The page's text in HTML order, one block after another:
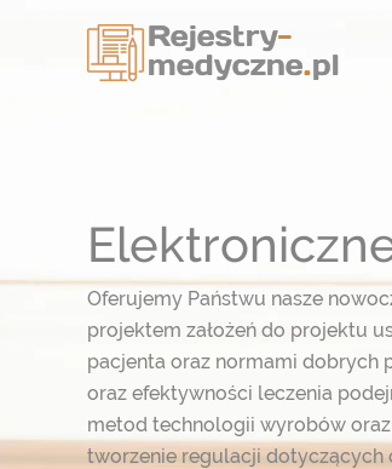
Oferujemy Państwu nasze
projektem założeń do projektu
pacjenta oraz normami dobrych
oraz efektywności leczenia
metod technologii wyrobów
tworzenie regulacji dotyczących